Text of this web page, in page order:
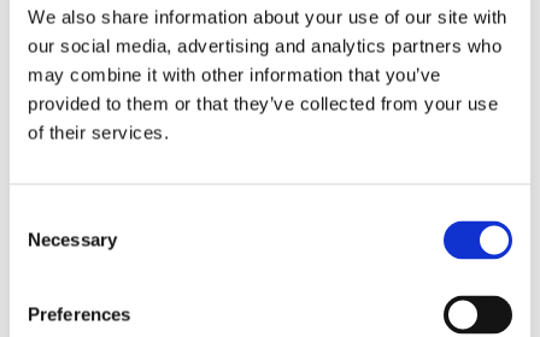
We also share information about your use of our site with
our social media, advertising and analytics partners who
may combine it with other information that you’ve
provided to them or that they’ve collected from your use
of their services.
Necessary
Preferences
= Electra Glide, Street Glide,
= Softail
🔹FLST= Heritage 🔹